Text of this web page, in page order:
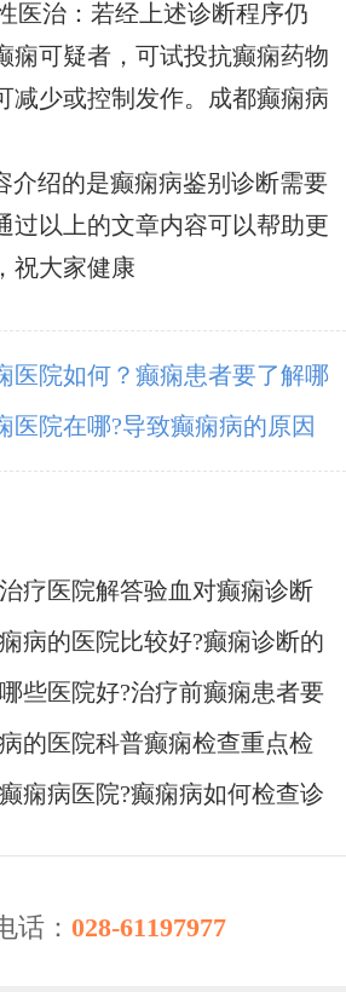
医治：若经上述诊断程序仍
痫可疑者，可试投抗癫痫药物
减少或控制发作。 成都癫痫病
介绍的是癫痫病鉴别诊断需要
过以上的文章内容可以帮助更
祝大家健康
医院如何？癫痫患者要了解哪
医院在哪?导致癫痫病的原因
疗医院解答验血对癫痫诊断
病的医院比较好?癫痫诊断的
些医院好?治疗前癫痫患者要
的医院科普癫痫检查重点检
痫病医院?癫痫病如何检查诊
话： 028-61197977